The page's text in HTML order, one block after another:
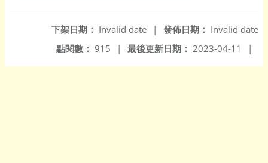
發佈日期： Invalid date
下架日期： Invalid date
|
最後更新日期： 2023-04-11 |
點閱數： 915 |